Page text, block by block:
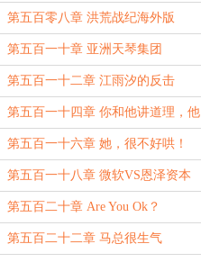
第五百零八章 洪荒战纪海外版
第五百一十章 亚洲天琴集团
第五百一十二章 江雨汐的反击
第五百一十四章 你和他讲道理，他
就耍流氓。
第五百一十六章 她，很不好哄！
第五百一十八章 微软VS恩泽资本
第五百二十章 Are You Ok？
第五百二十二章 马总很生气